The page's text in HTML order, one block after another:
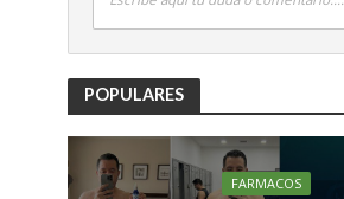
POPULARES
FARMACOS